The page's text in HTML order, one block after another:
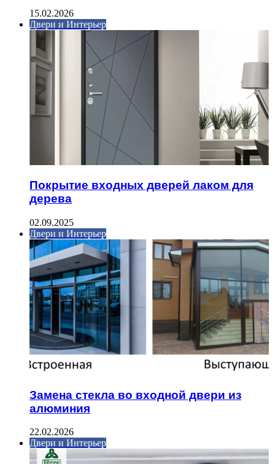
15.02.2026
Двери и Интерьер
Покрытие входных дверей лаком для
дерева
02.09.2025
Двери и Интерьер
Замена стекла во входной двери из
алюминия
22.02.2026
Двери и Интерьер